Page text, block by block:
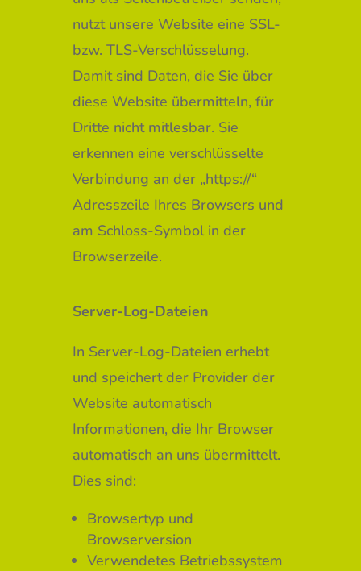
nutzt unsere Website eine SSL-
bzw. TLS-Verschlüsselung.
Damit sind Daten, die Sie über
diese Website übermitteln, für
Dritte nicht mitlesbar. Sie
erkennen eine verschlüsselte
Verbindung an der „https://“
Adresszeile Ihres Browsers und
am Schloss-Symbol in der
Browserzeile.
Server-Log-Dateien
In Server-Log-Dateien erhebt
und speichert der Provider der
Website automatisch
Informationen, die Ihr Browser
automatisch an uns übermittelt.
Dies sind:
Browsertyp und
Browserversion
Verwendetes Betriebssystem